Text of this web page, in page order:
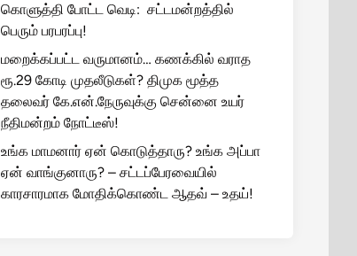
கொளுத்தி போட்ட வெடி: சட்டமன்றத்தில்
பெரும் பரபரப்பு!
மறைக்கப்பட்ட வருமானம்… கணக்கில் வராத
ரூ.29 கோடி முதலீடுகள்? திமுக மூத்த
தலைவர் கே.என்.நேருவுக்கு சென்னை உயர்
நீதிமன்றம் நோட்டீஸ்!
உங்க மாமனார் ஏன் கொடுத்தாரு? உங்க அப்பா
ஏன் வாங்குனாரு? – சட்டப்பேரவையில்
காரசாரமாக மோதிக்கொண்ட ஆதவ் – உதய்!